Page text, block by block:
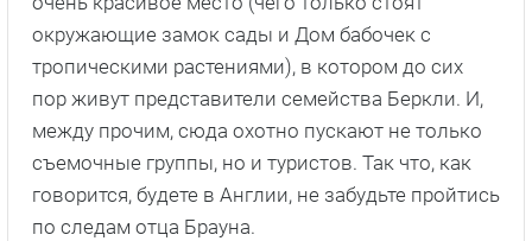
окружающие замок сады и Дом бабочек с
тропическими растениями), в котором до сих
пор живут представители семейства Беркли. И,
между прочим, сюда охотно пускают не только
съемочные группы, но и туристов. Так что, как
говорится, будете в Англии, не забудьте пройтись
по следам отца Брауна.